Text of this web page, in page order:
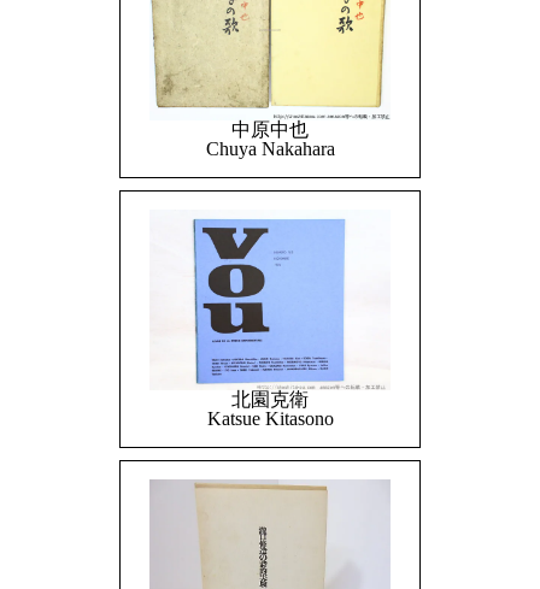
中原中也
Chuya Nakahara
北園克衛
Katsue Kitasono